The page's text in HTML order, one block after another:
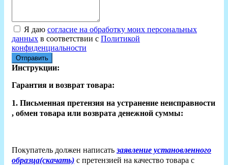
Я даю согласие на обработку моих персональных
данных в соответствии с Политикой
конфиденциальности
Отправить
Инструкции:
Гарантия и возврат товара:
1. Письменная претензия на устранение неисправности
, обмен товара или возврата денежной суммы:
Покупатель должен написать заявление установленного
образца(скачать) с претензией на качество товара с